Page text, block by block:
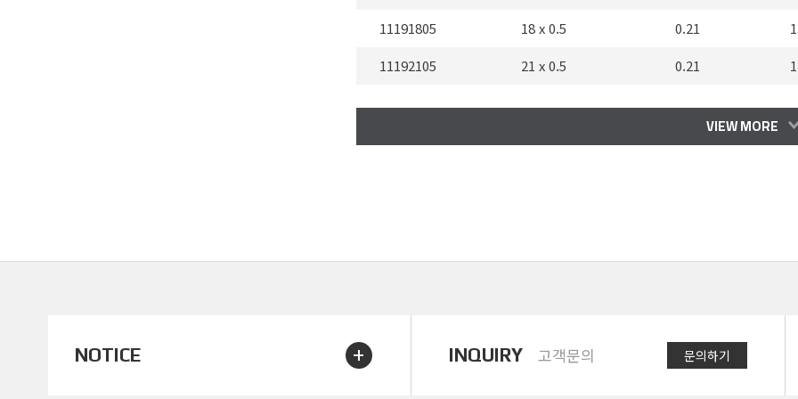
11191805
18 x 0.5 0.21
11192105
21 x 0.5 0.21
3 x 0.75 0.21
VIEW MORE
NOTICE + INQUIRY 고객문의 문의하기